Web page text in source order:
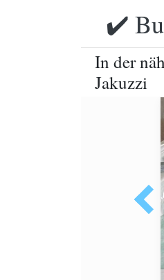
✔️
In der
Jakuzzi